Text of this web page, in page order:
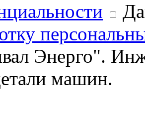
Энерго".
машин.